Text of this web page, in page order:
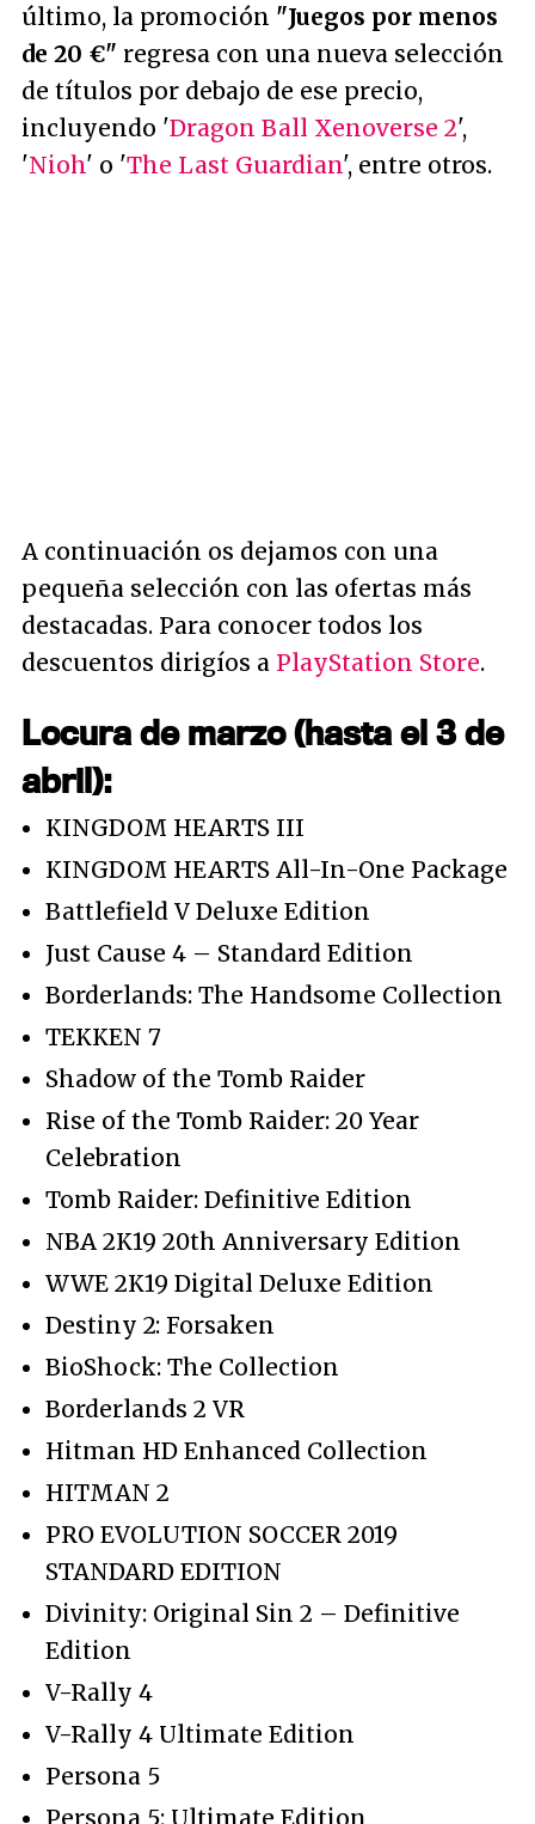
último, la promoción "Juegos por menos
de 20 €" regresa con una nueva selección
de títulos por debajo de ese precio,
incluyendo 'Dragon Ball Xenoverse 2',
'Nioh' o 'The Last Guardian', entre otros.
A continuación os dejamos con una
pequeña selección con las ofertas más
destacadas. Para conocer todos los
descuentos dirigíos a PlayStation Store.
Locura de marzo (hasta el 3 de
abril):
KINGDOM HEARTS III
KINGDOM HEARTS All-In-One Package
Battlefield V Deluxe Edition
Just Cause 4 – Standard Edition
Borderlands: The Handsome Collection
TEKKEN 7
Shadow of the Tomb Raider
Rise of the Tomb Raider: 20 Year
Celebration
Tomb Raider: Definitive Edition
NBA 2K19 20th Anniversary Edition
WWE 2K19 Digital Deluxe Edition
Destiny 2: Forsaken
BioShock: The Collection
Borderlands 2 VR
Hitman HD Enhanced Collection
HITMAN 2
PRO EVOLUTION SOCCER 2019
STANDARD EDITION
Divinity: Original Sin 2 – Definitive
Edition
V-Rally 4
V-Rally 4 Ultimate Edition
Persona 5
Persona 5: Ultimate Edition